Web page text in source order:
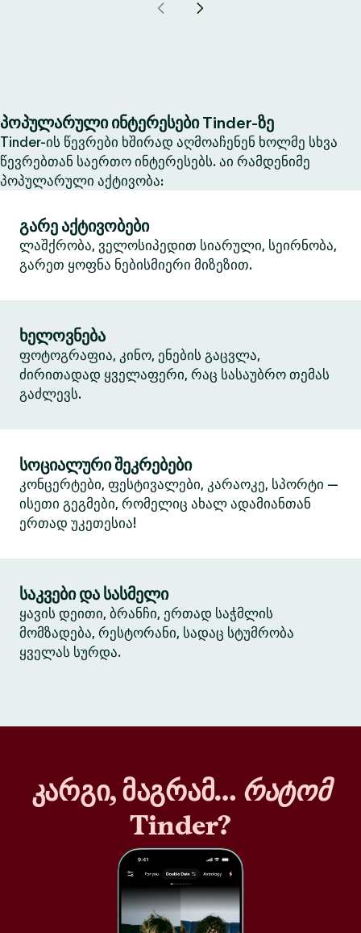
პოპულარული ინტერესები Tinder-ზე
Tinder-ის წევრები ხშირად აღმოაჩენენ ხოლმე სხვა
წევრებთან საერთო ინტერესებს. აი რამდენიმე
პოპულარული აქტივობა:
გარე აქტივობები
ლაშქრობა, ველოსიპედით სიარული, სეირნობა,
გარეთ ყოფნა ნებისმიერი მიზეზით.
ხელოვნება
ფოტოგრაფია, კინო, ენების გაცვლა,
ძირითადად ყველაფერი, რაც სასაუბრო თემას
გაძლევს.
სოციალური შეკრებები
კონცერტები, ფესტივალები, კარაოკე, სპორტი —
ისეთი გეგმები, რომელიც ახალ ადამიანთან
ერთად უკეთესია!
საკვები და სასმელი
ყავის დეითი, ბრანჩი, ერთად საჭმლის
მომზადება, რესტორანი, სადაც სტუმრობა
ყველას სურდა.
კარგი, მაგრამ… რატომ
Tinder?